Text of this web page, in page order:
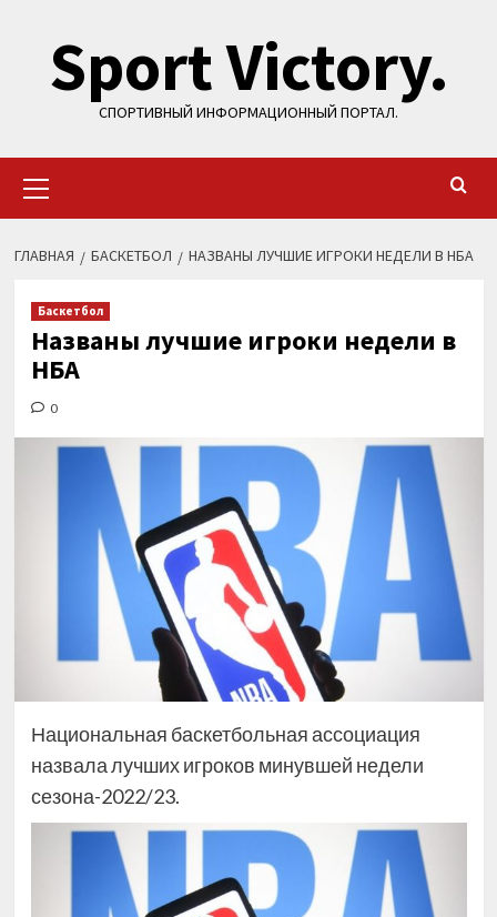
содержимому
Sport Victory.
СПОРТИВНЫЙ ИНФОРМАЦИОННЫЙ ПОРТАЛ.
меню
ГЛАВНАЯ БАСКЕТБОЛ НАЗВАНЫ ЛУЧШИЕ ИГРОКИ НЕДЕЛИ В НБА
Баскетбол
Названы лучшие игроки недели в
НБА
0
Национальная баскетбольная ассоциация
назвала лучших игроков минувшей недели
сезона-2022/23.